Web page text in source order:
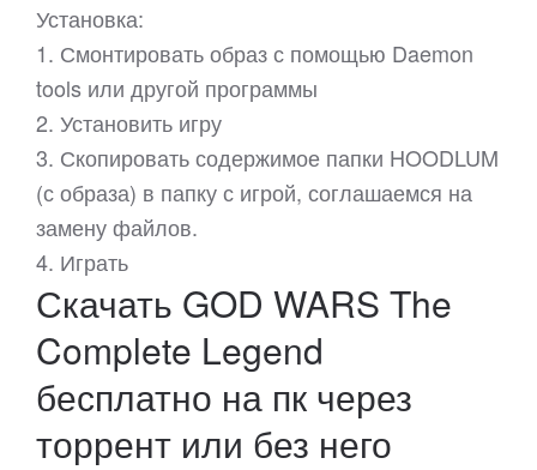
Установка:
1. Смонтировать образ с помощью Daemon
tools или другой программы
2. Установить игру
3. Скопировать содержимое папки HOODLUM
(с образа) в папку с игрой, соглашаемся на
замену файлов.
4. Играть
Скачать GOD WARS The
Complete Legend
бесплатно на пк через
торрент или без него